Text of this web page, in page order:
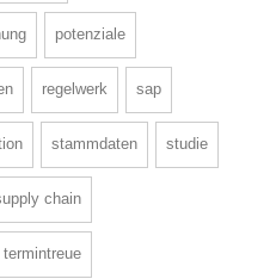
potenziale
regelwerk sap
stammdaten studie
chain
termintreue